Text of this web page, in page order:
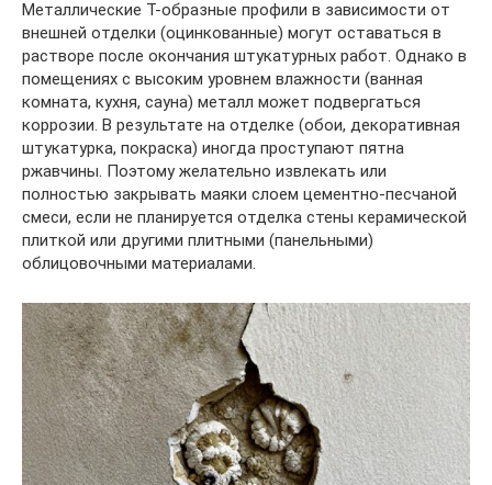
Металлические Т-образные профили в зависимости от
внешней отделки (оцинкованные) могут оставаться в
растворе после окончания штукатурных работ. Однако в
помещениях с высоким уровнем влажности (ванная
комната, кухня, сауна) металл может подвергаться
коррозии. В результате на отделке (обои, декоративная
штукатурка, покраска) иногда проступают пятна
ржавчины. Поэтому желательно извлекать или
полностью закрывать маяки слоем цементно-песчаной
смеси, если не планируется отделка стены керамической
плиткой или другими плитными (панельными)
облицовочными материалами.